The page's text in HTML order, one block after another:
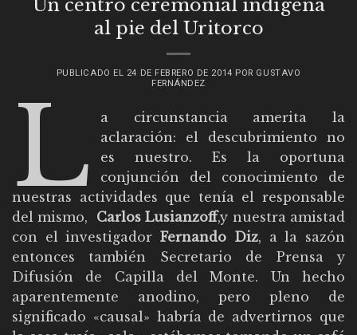
al pie del Uritorco
PUBLICADO EL 24 DE FEBRERO DE 2014 POR GUSTAVO
FERNÁNDEZ
L
a circunstancia amerita la
aclaración: el descubrimiento no
es nuestro. Es la oportuna
conjunción del conocimiento de
nuestras actividades que tenía el responsable
del mismo, Carlos Lusianzoff,y nuestra amistad
con el investigadorFernando Diz, a la sazón
entonces también Secretario de Prensa y
Difusión de Capilla del Monte. Un hecho
aparentemente anodino, pero pleno de
significado «causal» habría de advertirnos que